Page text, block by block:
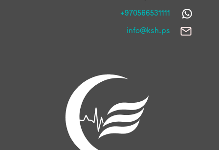
+970566531111
info@ksh.ps